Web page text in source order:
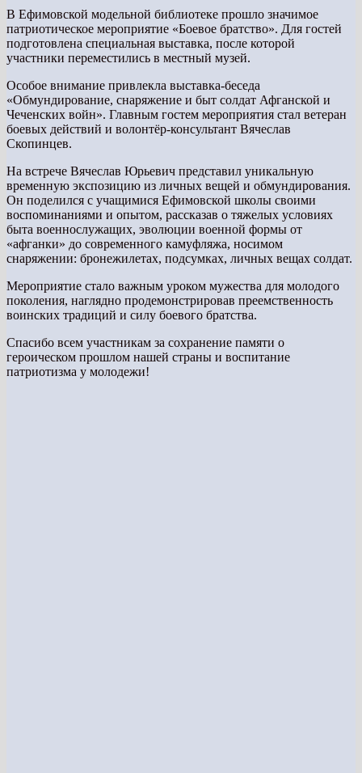
В Ефимовской модельной библиотеке прошло значимое
патриотическое мероприятие «Боевое братство». Для гостей
подготовлена специальная выставка, после которой
участники переместились в местный музей.
Особое внимание привлекла выставка-беседа
«Обмундирование, снаряжение и быт солдат Афганской и
Чеченских войн». Главным гостем мероприятия стал ветеран
боевых действий и волонтёр-консультант Вячеслав
Скопинцев.
На встрече Вячеслав Юрьевич представил уникальную
временную экспозицию из личных вещей и обмундирования.
Он поделился с учащимися Ефимовской школы своими
воспоминаниями и опытом, рассказав о тяжелых условиях
быта военнослужащих, эволюции военной формы от
«афганки» до современного камуфляжа, носимом
снаряжении: бронежилетах, подсумках, личных вещах солдат.
Мероприятие стало важным уроком мужества для молодого
поколения, наглядно продемонстрировав преемственность
воинских традиций и силу боевого братства.
Спасибо всем участникам за сохранение памяти о
героическом прошлом нашей страны и воспитание
патриотизма у молодежи!